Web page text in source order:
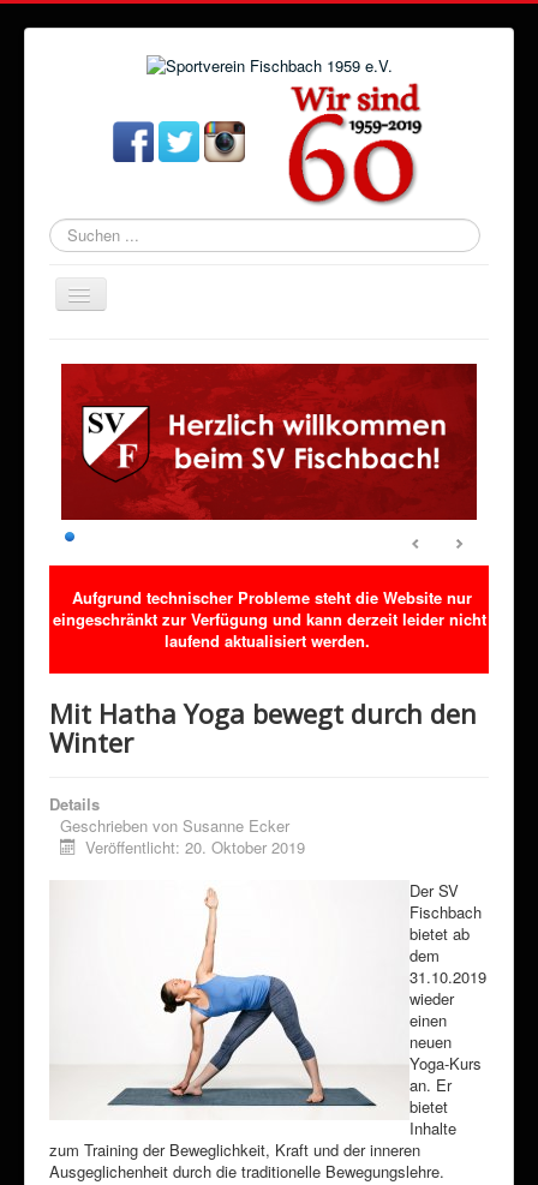
Suchen
...
Navigation
an/aus
Aktuelles
Verein
Abteilungen
Veranstaltungen
Förderverein
Kontakt
Klimaschutz
Aufgrund technischer Probleme steht die Website nur
eingeschränkt zur Verfügung und kann derzeit leider nicht
laufend aktualisiert werden.
Mit Hatha Yoga bewegt durch den
Winter
Details
Geschrieben von Susanne Ecker
Veröffentlicht: 20. Oktober 2019
Der SV
Fischbach
bietet ab
dem
31.10.2019
wieder
einen
neuen
Yoga-Kurs
an. Er
bietet
Inhalte
zum Training der Beweglichkeit, Kraft und der inneren
Ausgeglichenheit durch die traditionelle Bewegungslehre.